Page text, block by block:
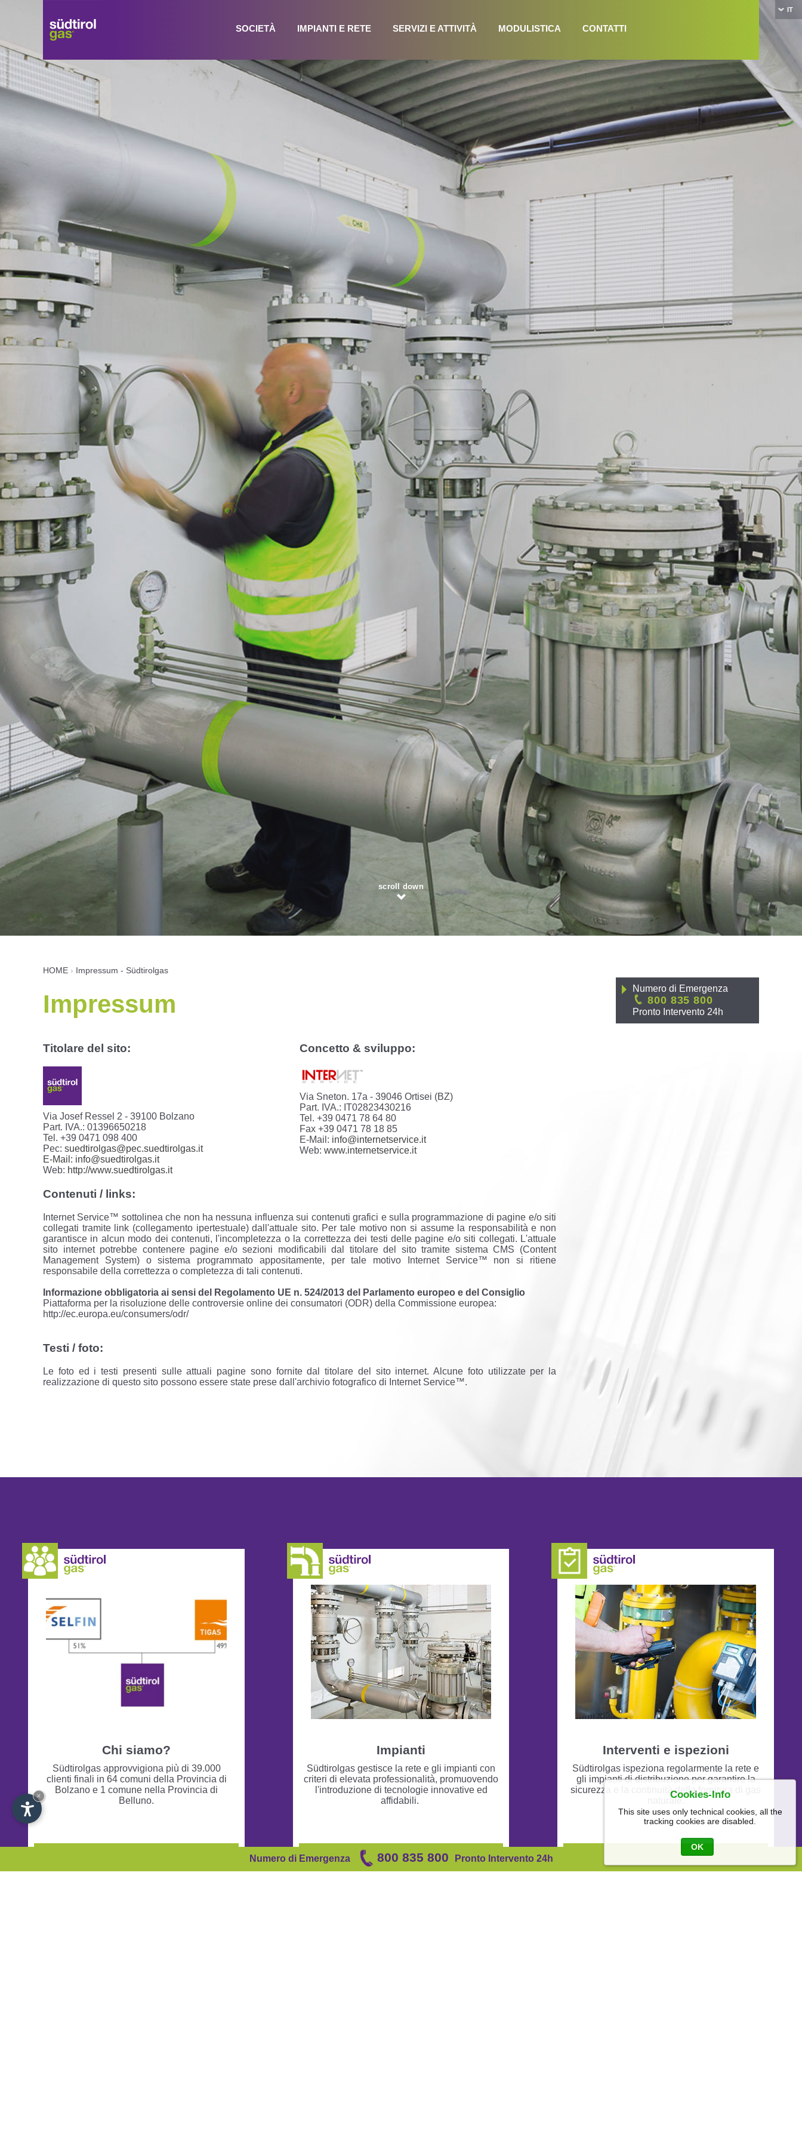
IT
SOCIETÀ IMPIANTI E RETE SERVIZI E ATTIVITÀ MODULISTICA CONTATTI
scroll down
Numero diEmergenza 800 835 800 Pronto Intervento 24h
HOME › Impressum - Südtirolgas
Impressum
Titolare del sito:
Via Josef Ressel 2 - 39100 Bolzano
Part. IVA.: 01396650218
Tel. +39 0471 098 400
Pec: suedtirolgas@pec.suedtirolgas.it
E-Mail: info@suedtirolgas.it
Web: http://www.suedtirolgas.it
Concetto & sviluppo:
Via Sneton. 17a - 39046 Ortisei (BZ)
Part. IVA.: IT02823430216
Tel. +39 0471 78 64 80
Fax +39 0471 78 18 85
E-Mail: info@internetservice.it
Web: www.internetservice.it
Contenuti / links:
Internet Service™ sottolinea che non ha nessuna influenza sui contenuti grafici e sulla programmazione di pagine e/o siti
collegati tramite link (collegamento ipertestuale) dall'attuale sito. Per tale motivo non si assume la responsabilità e non
garantisce in alcun modo dei contenuti, l'incompletezza o la correttezza dei testi delle pagine e/o siti collegati. L'attuale
sito internet potrebbe contenere pagine e/o sezioni modificabili dal titolare del sito tramite sistema CMS (Content
Management System) o sistema programmato appositamente, per tale motivo Internet Service™ non si ritiene
responsabile della correttezza o completezza di tali contenuti.
Informazione obbligatoria ai sensi del Regolamento UE n. 524/2013 del Parlamento europeo e del Consiglio
Piattaforma per la risoluzione delle controversie online dei consumatori (ODR) della Commissione europea:
http://ec.europa.eu/consumers/odr/
Testi / foto:
Le foto ed i testi presenti sulle attuali pagine sono fornite dal titolare del sito internet. Alcune foto utilizzate per la
realizzazione di questo sito possono essere state prese dall'archivio fotografico di Internet Service™.
Numero di Emergenza
800 835 800
Pronto Intervento 24h
Chi siamo?
Südtirolgas approvvigiona più di 39.000
clienti finali in 64 comuni della Provincia di
Bolzano e 1 comune nella Provincia di
Belluno.
Impianti
Südtirolgas gestisce la rete e gli impianti con
criteri di elevata professionalità, promuovendo
l'introduzione di tecnologie innovative ed
affidabili.
Leggi di più
Interventi e ispezioni
Südtirolgas ispeziona regolarmente la rete e
gli impianti di distribuzione per garantire la
sicurezza e la continuità della fornitura di gas
naturale.
Leggi di più
Cookies-Info
This site uses only technical cookies, all the
tracking cookies are disabled.
OK
×